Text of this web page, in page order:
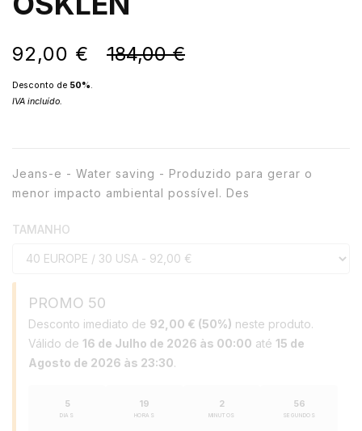
92,00 € 184,00 €
Desconto de 50%
IVA incluído.
Jeans-e - Water saving - Produzido para gerar o
menor impacto ambiental possível. Des
TAMANHO
PROMO 50
Desconto imediato de 92,00 € (50%) neste produto.
Válido de 16 de Julho de 2026 às 00:00 até 15 de
Agosto de 2026 às 23:30.
5
DIAS
19
HORAS
2
MINUTOS
56
SEGUNDOS